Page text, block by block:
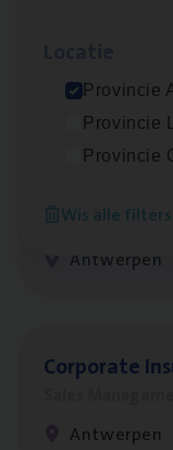
Provincie
Provincie
Provincie
Wis alle filters
Antwerpen
Insurance
Antwerpen
Cor­po­ra­te
Antwerpen